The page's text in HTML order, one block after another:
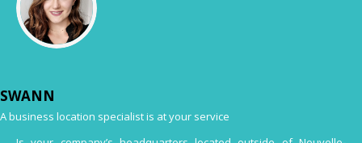
SWANN
A business location specialist is at your service